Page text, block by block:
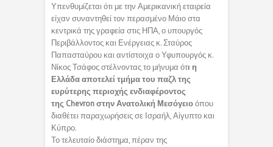
Υπενθυμίζεται ότι με την Αμερικανική εταιρεία
είχαν συναντηθεί τον περασμένο Μάιο στα
κεντρικά της γραφεία στις ΗΠΑ, ο υπουργός
Περιβάλλοντος και Ενέργειας κ. Σταύρος
Παπασταύρου και αντίστοιχα ο Υφυπουργός κ.
Νίκος Τσάφος στέλνοντας το μήνυμα ότι η
Ελλάδα αποτελεί τμήμα του παζλ της
ευρύτερης περιοχής ενδιαφέροντος
της Chevron στην Ανατολική Μεσόγειοόπου
διαθέτει παραχωρήσεις σε Ισραήλ, Αίγυπτο και
Κύπρο.
Το τελευταίο διάστημα, πέραν της